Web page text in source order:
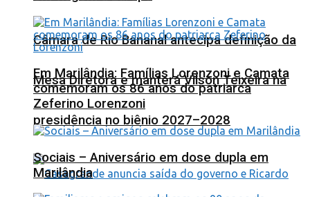
Câmara de Rio Bananal antecipa definição da
Mesa Diretora e manterá Vilson Teixeira na
presidência no biênio 2027–2028
Em Marilândia: Famílias Lorenzoni e Camata
comemoram os 86 anos do patriarca
Zeferino Lorenzoni
Sociais – Aniversário em dose dupla em
Marilândia